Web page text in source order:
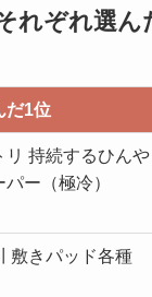
れぞれ選ん
だ1位
リ 持続するひん
パー（極冷）
敷きパッド各種